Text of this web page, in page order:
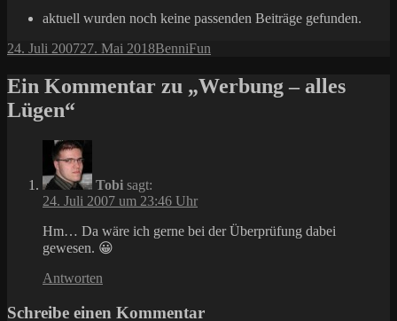
aktuell wurden noch keine passenden Beiträge gefunden.
Veröffentlicht
24. Juli 200727. Mai 2018Autor
BenniKategorien
Fun
Ein Kommentar zu „Werbung – alles
Lügen“
Tobi sagt:
24. Juli 2007 um 23:46 Uhr
Hm… Da wäre ich gerne bei der Überprüfung dabei
gewesen. 😀
Antworten
Schreibe einen Kommentar